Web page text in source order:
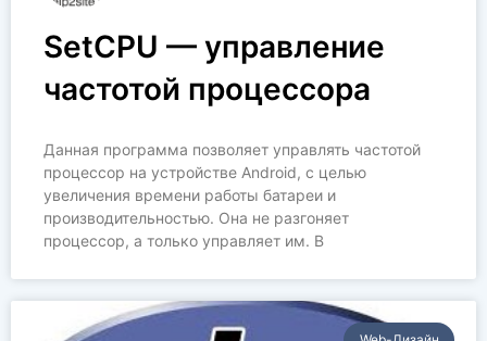
SetCPU — управление
частотой процессора
Данная программа позволяет управлять частотой
процессор на устройстве Android, с целью
увеличения времени работы батареи и
производительностью. Она не разгоняет
процессор, а только управляет им. В